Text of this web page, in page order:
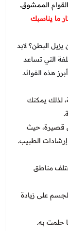
الممشوق.
ما يناسبك
البطن؟ لابد
التي تساعد
هذه الفوائد
لذلك يمكنك
قصيرة، حيث
إرشادات الطبيب.
مناطق
على زيادة
حلمت به.